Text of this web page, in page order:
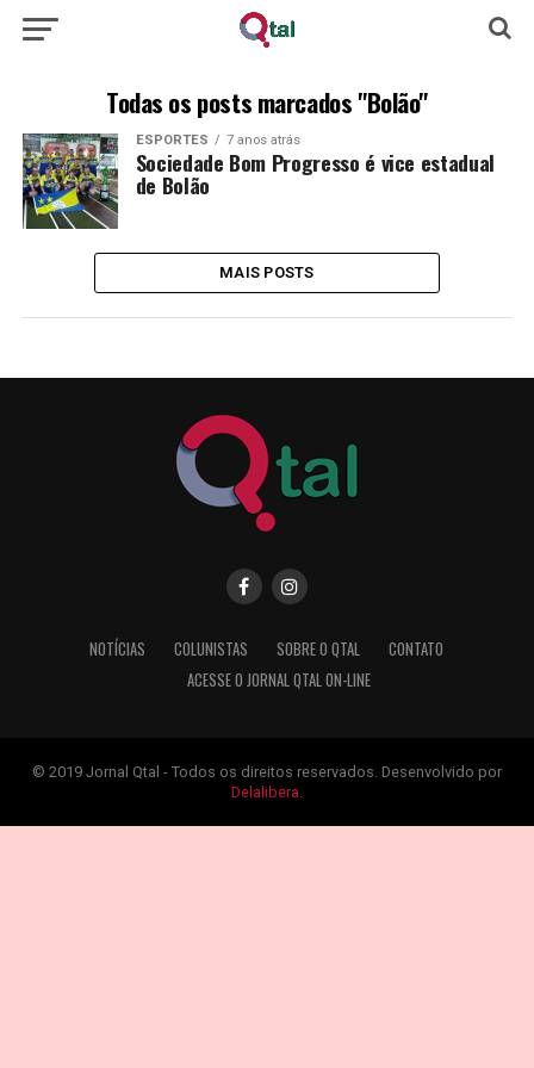
Todas os posts marcados "Bolão"
ESPORTES 7 anos atrás
Sociedade Bom Progresso é vice estadual
de Bolão
MAIS POSTS
NOTÍCIAS COLUNISTAS SOBRE O QTAL
CONTATO
ACESSE O JORNAL QTAL ON-LINE
© 2019 Jornal Qtal - Todos os direitos reservados. Desenvolvido por
Delalibera.